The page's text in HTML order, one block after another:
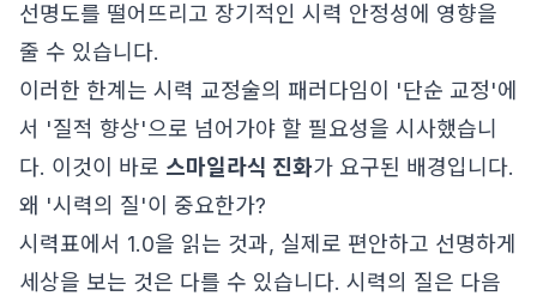
선명도를 떨어뜨리고 장기적인 시력 안정성에 영향을
줄 수 있습니다.
이러한 한계는 시력 교정술의 패러다임이 '단순 교정'에
서 '질적 향상'으로 넘어가야 할 필요성을 시사했습니
다. 이것이 바로 스마일라식 진화가 요구된 배경입니다.
왜 '시력의 질'이 중요한가?
시력표에서 1.0을 읽는 것과, 실제로 편안하고 선명하게
세상을 보는 것은 다를 수 있습니다. 시력의 질은 다음